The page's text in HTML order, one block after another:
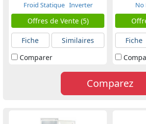
Froid Statique Inverter
Offres de Vente (5)
Fiche
Similaires
Comparer
No
Fiche
Comparez